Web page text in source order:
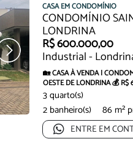
CASA EM CONDOMÍNIO
CONDOMÍNIO
LONDRINA
R$ 600.000,00
Industrial -
🏡 CASA À VENDA |
OESTE DE LONDRINA 💰
está...
3 quarto(s)
2 banheiro(s)
86 m²
ENTRE EM